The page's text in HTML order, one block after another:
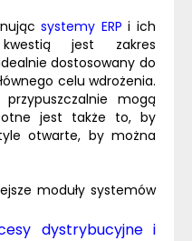
systemy ERP i ich
jest zakres
dostosowany do
celu wdrożenia.
mogą
jest także to, by
otwarte, by można
moduły systemów
dystrybucyjne i